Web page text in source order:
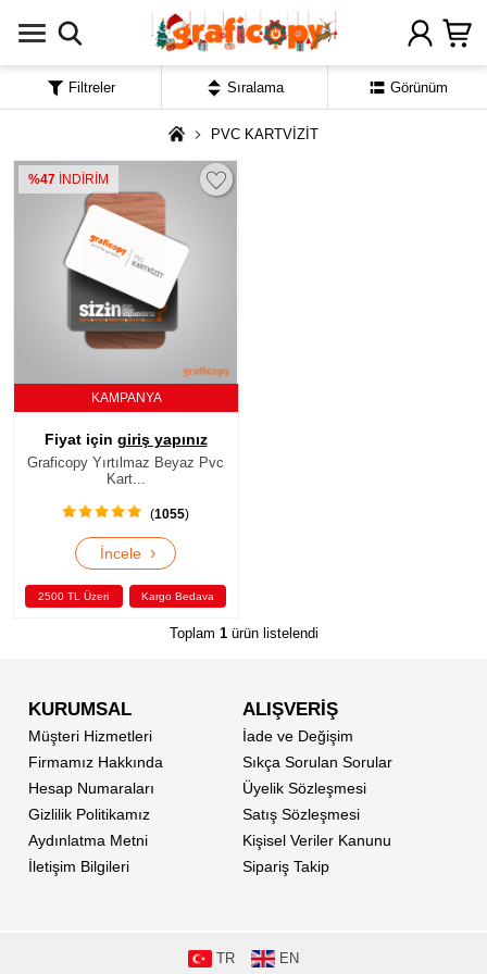
PVC KARTVİZİT
%47 İNDİRİM
KAMPANYA
Fiyat için giriş yapınız
Graficopy Yırtılmaz Beyaz Pvc
Kart...
(1055)
İncele ›
2500 TL Üzeri Kargo Bedava
Toplam 1ürün listelendi
KURUMSAL
Müşteri Hizmetleri
Firmamız Hakkında
Hesap Numaraları
Gizlilik Politikamız
Aydınlatma Metni
İletişim Bilgileri
ALIŞVERİŞ
İade ve Değişim
Sıkça Sorulan Sorular
Üyelik Sözleşmesi
Satış Sözleşmesi
Kişisel Veriler Kanunu
Sipariş Takip
TR EN
Filtreler Sıralama Görünüm